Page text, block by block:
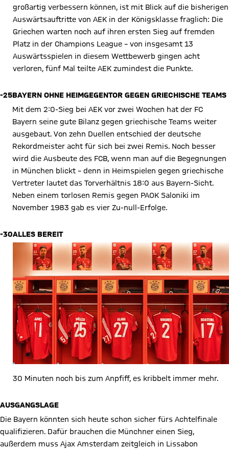
großartig verbessern können, ist mit Blick auf die bisherigen
Auswärtsauftritte von AEK in der Königsklasse fraglich: Die
Griechen warten noch auf ihren ersten Sieg auf fremden
Platz in der Champions League – von insgesamt 13
Auswärtsspielen in diesem Wettbewerb gingen acht
verloren, fünf Mal teilte AEK zumindest die Punkte.
-25BAYERN OHNE HEIMGEGENTOR GEGEN GRIECHISCHE TEAMS
Mit dem 2:0-Sieg bei AEK vor zwei Wochen hat der FC
Bayern seine gute Bilanz gegen griechische Teams weiter
ausgebaut. Von zehn Duellen entschied der deutsche
Rekordmeister acht für sich bei zwei Remis. Noch besser
wird die Ausbeute des FCB, wenn man auf die Begegnungen
in München blickt – denn in Heimspielen gegen griechische
Vertreter lautet das Torverhältnis 18:0 aus Bayern-Sicht.
Neben einem torlosen Remis gegen PAOK Saloniki im
November 1983 gab es vier Zu-null-Erfolge.
-30ALLES BEREIT
30 Minuten noch bis zum Anpfiff, es kribbelt immer mehr.
AUSGANGSLAGE
Die Bayern könnten sich heute schon sicher fürs Achtelfinale
qualifizieren. Dafür brauchen die Münchner einen Sieg,
außerdem muss Ajax Amsterdam zeitgleich in Lissabon